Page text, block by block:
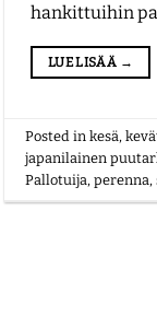
hankittuihin
LUE LISÄÄ →
Posted in kesä,
japanilainen
Pallotuija, perenna,